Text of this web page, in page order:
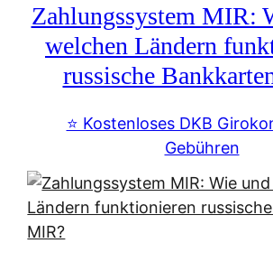
c
h
u
f
-
l
t
Zahlungssystem MIR:
welchen Ländern
russische
⭐️ Kostenloses DKB
Gebühren